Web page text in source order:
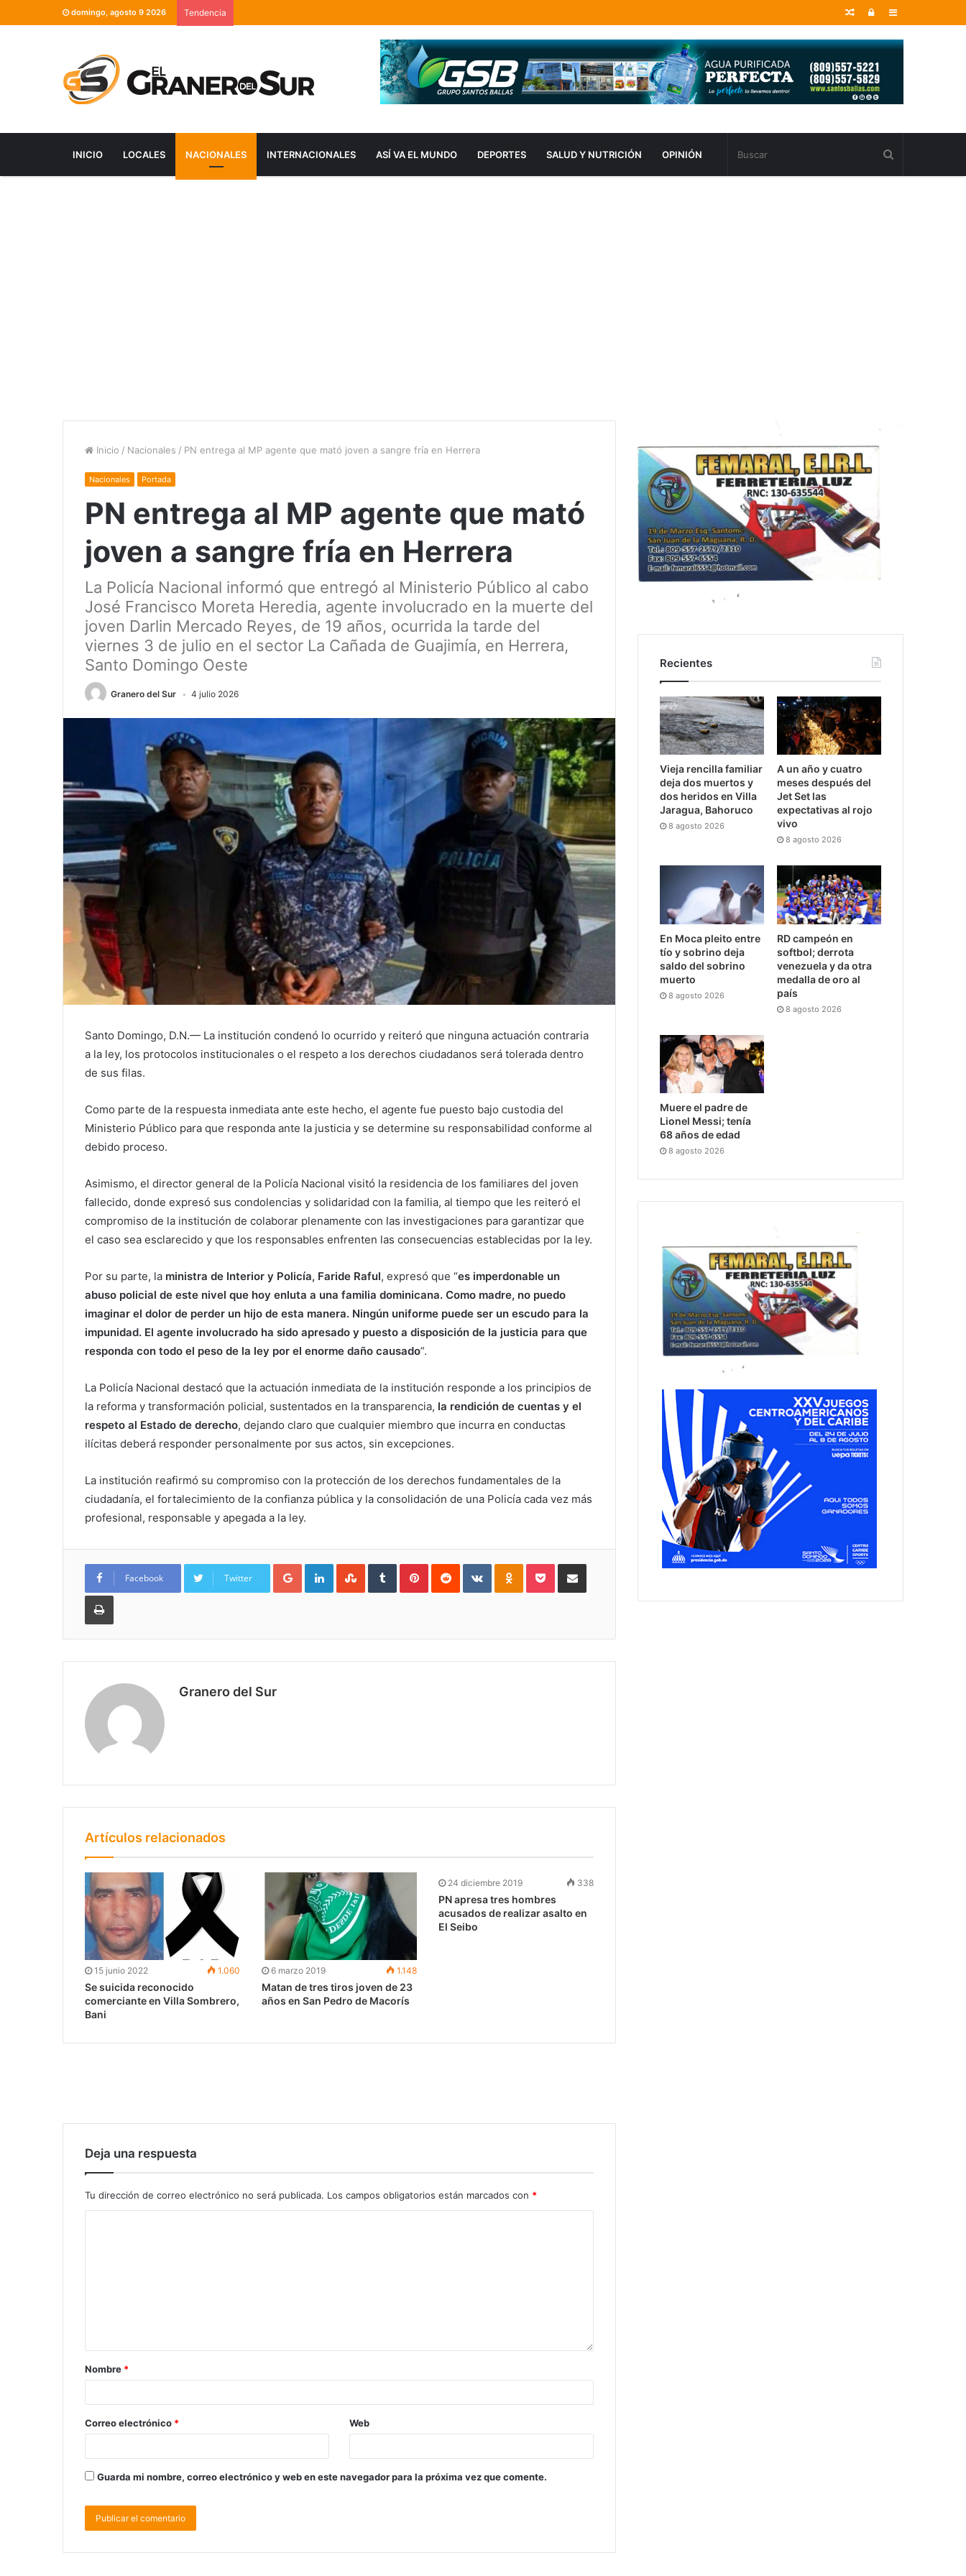
domingo, agosto 9 2026 Tendencia Sidebar
Entrar
Random
INICIO LOCALES NACIONALES INTERNACIONALES ASÍ VA EL MUNDO DEPORTES SALUD Y NUTRICIÓN OPINIÓN
Inicio / Nacionales / PN entrega al MP agente que mató joven a sangre fría en Herrera
Nacionales Portada
PN entrega al MP agente que mató
joven a sangre fría en Herrera
La Policía Nacional informó que entregó al Ministerio Público al cabo
José Francisco Moreta Heredia, agente involucrado en la muerte del
joven Darlin Mercado Reyes, de 19 años, ocurrida la tarde del
viernes 3 de julio en el sector La Cañada de Guajimía, en Herrera,
Santo Domingo Oeste
Granero del Sur 4 julio 2026
Santo Domingo, D.N.— La institución condenó lo ocurrido y reiteró que ninguna actuación contraria
a la ley, los protocolos institucionales o el respeto a los derechos ciudadanos será tolerada dentro
de sus filas.
Como parte de la respuesta inmediata ante este hecho, el agente fue puesto bajo custodia del
Ministerio Público para que responda ante la justicia y se determine su responsabilidad conforme al
debido proceso.
Asimismo, el director general de la Policía Nacional visitó la residencia de los familiares del joven
fallecido, donde expresó sus condolencias y solidaridad con la familia, al tiempo que les reiteró el
compromiso de la institución de colaborar plenamente con las investigaciones para garantizar que
el caso sea esclarecido y que los responsables enfrenten las consecuencias establecidas por la ley.
Por su parte, la ministra de Interior y Policía, Faride Raful, expresó que “es imperdonable un
abuso policial de este nivel que hoy enluta a una familia dominicana. Como madre, no puedo
imaginar el dolor de perder un hijo de esta manera. Ningún uniforme puede ser un escudo para la
impunidad. El agente involucrado ha sido apresado y puesto a disposición de la justicia para que
responda con todo el peso de la ley por el enorme daño causado”.
La Policía Nacional destacó que la actuación inmediata de la institución responde a los principios de
la reforma y transformación policial, sustentados en la transparencia, la rendición de cuentas y el
respeto al Estado de derecho, dejando claro que cualquier miembro que incurra en conductas
ilícitas deberá responder personalmente por sus actos, sin excepciones.
La institución reafirmó su compromiso con la protección de los derechos fundamentales de la
ciudadanía, el fortalecimiento de la confianza pública y la consolidación de una Policía cada vez más
profesional, responsable y apegada a la ley.
Facebook Twitter
Google+LinkedInStumbleUpon
TumblrPinterestReddit VKontakteOdnoklassniki
PocketCompartir por Correo
Imprimir
Granero del Sur
Artículos relacionados
15 junio 2022 1.060
Se suicida reconocido
comerciante en Villa Sombrero,
Bani
6 marzo 2019 1.148
Matan de tres tiros joven de 23
años en San Pedro de Macorís
24 diciembre 2019 338
PN apresa tres hombres
acusados de realizar asalto en
El Seibo
Deja una respuesta
Tu dirección de correo electrónico no será publicada. Los campos obligatorios están marcados con *
Nombre *
Correo electrónico * Web
Guarda mi nombre, correo electrónico y web en este navegador para la próxima vez que comente.
Recientes
Vieja rencilla familiar
deja dos muertos y
dos heridos en Villa
Jaragua, Bahoruco
8 agosto 2026
A un año y cuatro
meses después del
Jet Set las
expectativas al rojo
vivo
8 agosto 2026
En Moca pleito entre
tío y sobrino deja
saldo del sobrino
muerto
8 agosto 2026
RD campeón en
softbol; derrota
venezuela y da otra
medalla de oro al
país
8 agosto 2026
Muere el padre de
Lionel Messi; tenía
68 años de edad
8 agosto 2026